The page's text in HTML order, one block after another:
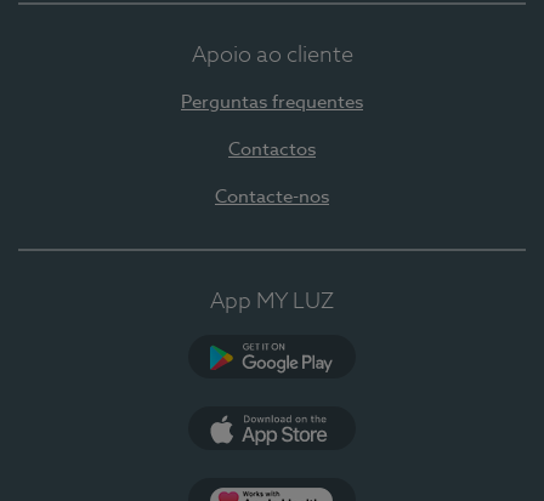
Apoio ao cliente
Perguntas frequentes
Contactos
Contacte-nos
App MY LUZ